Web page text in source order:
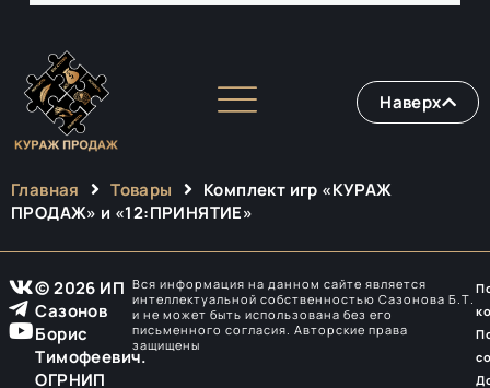
Наверх
Главная Товары
Комплект игр «КУРАЖ
ПРОДАЖ» и «12:ПРИНЯТИЕ»
© 2026 ИП
Сазонов
Борис
Тимофеевич.
ОГРНИП
Вся информация на данном сайте является
интеллектуальной собственностью Сазонова Б.Т.
и не может быть использована без его
письменного согласия. Авторские права
защищены